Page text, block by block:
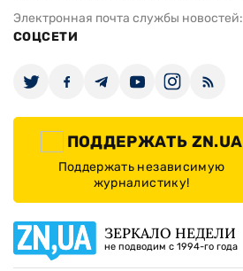
Электронная почта службы новостей:
СОЦСЕТИ
ПОДДЕРЖАТЬ ZN.UA
Поддержать независимую
журналистику!
ЗЕРКАЛО НЕДЕЛИ
не подводим с 1994-го года